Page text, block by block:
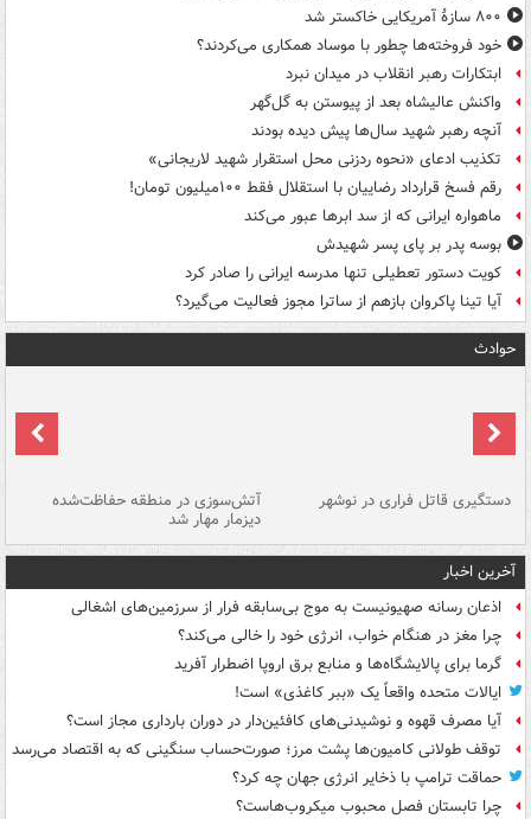
۸۰۰ سازۀ آمریکایی خاکستر شد
خود فروخته‌ها چطور با موساد همکاری می‌کردند؟
ابتکارات رهبر انقلاب در میدان نبرد
واکنش عالیشاه بعد از پیوستن به گل‌گهر
آنچه رهبر شهید سال‌ها پیش دیده بودند
تکذیب ادعای «نحوه ردزنی محل استقرار شهید لاریجانی»
رقم فسخ قرارداد رضاییان با استقلال فقط ۱۰۰میلیون تومان!
ماهواره ایرانی که از سد ابرها عبور می‌کند
بوسه‌ پدر بر پای پسر شهیدش
کویت دستور تعطیلی تنها مدرسه ایرانی را صادر کرد
آیا تینا پاکروان بازهم از ساترا مجوز فعالیت می‌گیرد؟
حوادث
دستگیری قاتل فراری در نوشهر آتش‌سوزی در منطقه حفاظت‌شده
دیزمار مهار شد
آخرین اخبار
اذعان رسانه صهیونیست به موج بی‌سابقه فرار از سرزمین‌های اشغالی
چرا مغز در هنگام خواب، انرژی خود را خالی می‌کند؟
گرما برای پالایشگاه‌ها و منابع برق اروپا اضطرار آفرید
ایالات متحده واقعاً یک «ببر کاغذی» است!
آیا مصرف قهوه و نوشیدنی‌های کافئین‌دار در دوران بارداری مجاز است؟
توقف طولانی کامیون‌ها پشت مرز؛ صورت‌حساب سنگینی که به اقتصاد می‌رسد
حماقت ترامپ با ذخایر انرژی جهان چه کرد؟
چرا تابستان فصل محبوب میکروب‌هاست؟